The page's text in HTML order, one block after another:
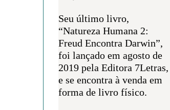
Seu último livro,
“Natureza Humana 2:
Freud Encontra Darwin”,
foi lançado em agosto de
2019 pela Editora 7Letras,
e se encontra à venda em
forma de livro físico.